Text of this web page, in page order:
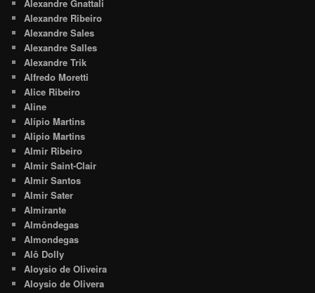
Alexandre Gnattali
Alexandre Ribeiro
Alexandre Sales
Alexandre Salles
Alexandre Trik
Alfredo Moretti
Alice Ribeiro
Aline
Alípio Martins
Alipio Martins
Almir Ribeiro
Almir Saint-Clair
Almir Santos
Almir Sater
Almirante
Almôndegas
Almondegas
Alô Dolly
Aloysio de Oliveira
Aloysio de Olivera